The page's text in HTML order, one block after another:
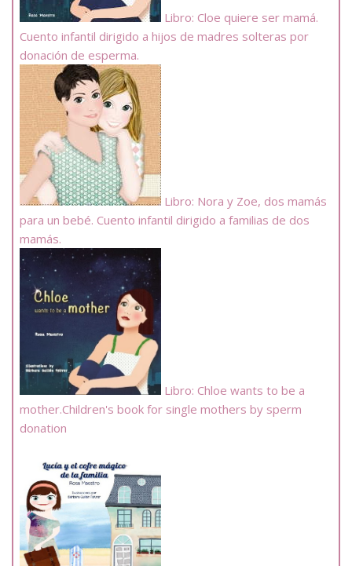
Libro: Cloe quiere ser mamá.
Cuento infantil dirigido a hijos de madres solteras por
donación de esperma.
Libro: Nora y Zoe, dos mamás
para un bebé. Cuento infantil dirigido a familias de dos
mamás.
Libro: Chloe wants to be a
mother.Children's book for single mothers by sperm
donation